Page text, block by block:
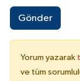
Gönder
Yorum yazarak
ve tüm